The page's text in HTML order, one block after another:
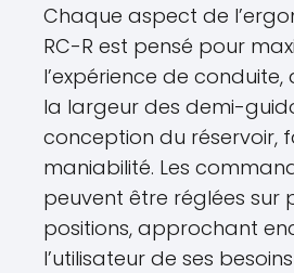
Chaque aspect de
RC-R est pensé pour
l’expérience de conduite,
la largeur des demi-
conception du réservoir,
maniabilité. Les
peuvent être réglées sur
positions, approchant
l’utilisateur de ses